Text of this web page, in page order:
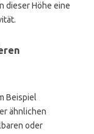
dieser Höhe eine
Beispiel
ähnlichen
oder